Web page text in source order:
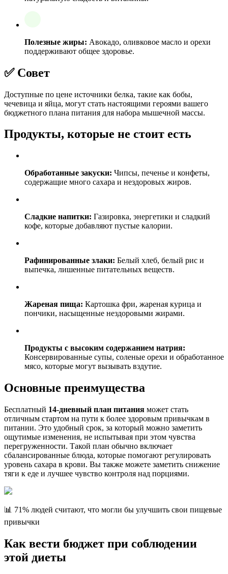
Полезные жиры: Авокадо, оливковое масло и орехи
поддерживают общее здоровье.
✅ Совет
Доступные по цене источники белка, такие как бобы,
чечевица и яйца, могут стать настоящими героями вашего
бюджетного плана питания для набора мышечной массы.
Продукты, которые не стоит есть
Обработанные закуски: Чипсы, печенье и конфеты,
содержащие много сахара и нездоровых жиров.
Сладкие напитки: Газировка, энергетики и сладкий
кофе, которые добавляют пустые калории.
Рафинированные злаки: Белый хлеб, белый рис и
выпечка, лишенные питательных веществ.
Жареная пища: Картошка фри, жареная курица и
пончики, насыщенные нездоровыми жирами.
Продукты с высоким содержанием натрия:
Консервированные супы, соленые орехи и обработанное
мясо, которые могут вызывать вздутие.
Основные преимущества
Бесплатный 14-дневный план питания может стать
отличным стартом на пути к более здоровым привычкам в
питании. Это удобный срок, за который можно заметить
ощутимые изменения, не испытывая при этом чувства
перегруженности. Такой план обычно включает
сбалансированные блюда, которые помогают регулировать
уровень сахара в крови. Вы также можете заметить снижение
тяги к еде и лучшее чувство контроля над порциями.
📊 71% людей считают, что могли бы улучшить свои пищевые
привычки
Как вести бюджет при соблюдении
этой диеты